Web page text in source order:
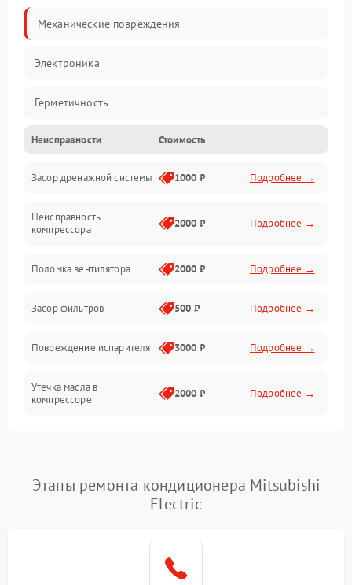
Механические повреждения
Электроника
Герметичность
Механика
Управление
Электропитание
Неисправности Стоимость
Засор дренажной системы 1000 ₽ Подробнее →
Неисправность
компрессора
2000 ₽ Подробнее →
Поломка вентилятора 2000 ₽ Подробнее →
Засор фильтров 500 ₽ Подробнее →
Повреждение испарителя 3000 ₽ Подробнее →
Утечка масла в
компрессоре
2000 ₽ Подробнее →
Неисправность
2000 ₽
Этапы ремонта кондиционера Mitsubishi
Electric